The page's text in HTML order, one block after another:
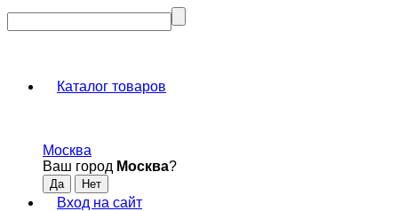
Каталог товаров
Москва
Ваш город Москва?
Вход на сайт